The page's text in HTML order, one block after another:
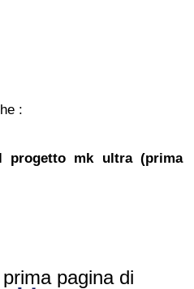
:
mk ultra (prima
pagina di